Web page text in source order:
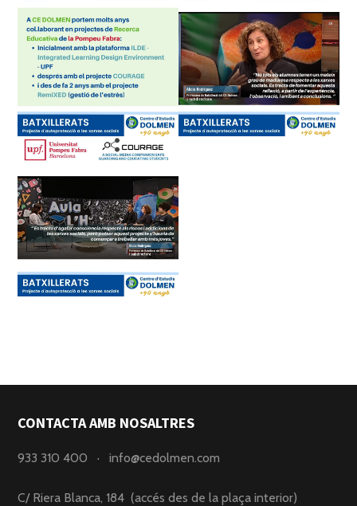
CONTACTA AMB NOSALTRES
933 310 400 ·info@cedolmen.com
C/ Riera Blanca, 184 (accés des de la plaça interior)